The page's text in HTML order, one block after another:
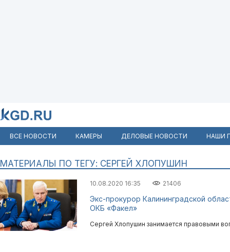
ВСЕ НОВОСТИ КАМЕРЫ ДЕЛОВЫЕ НОВОСТИ НАШИ
МАТЕРИАЛЫ ПО ТЕГУ: СЕРГЕЙ ХЛОПУШИН
10.08.2020 16:35 21406
Экс-прокурор Калининградской
ОКБ «Факел»
Сергей Хлопушин занимается правовыми